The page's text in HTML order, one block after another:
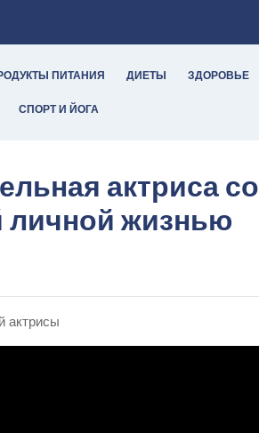
ПИТАНИЯ ДИЕТЫ ЗДОРОВЬЕ
СПОРТ И ЙОГА
актриса со
личной жизнью